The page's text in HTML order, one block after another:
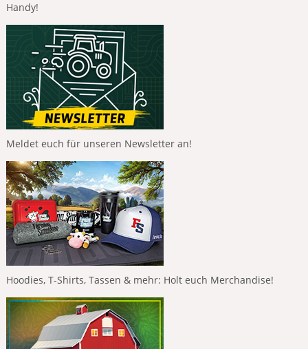
Handy!
Meldet euch für unseren Newsletter an!
Hoodies, T-Shirts, Tassen & mehr: Holt euch Merchandise!